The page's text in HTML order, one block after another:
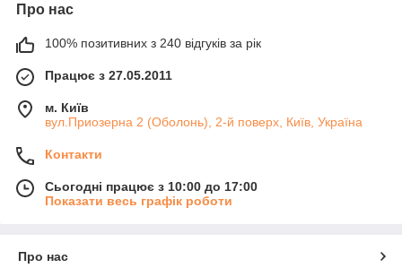
Про нас
100% позитивних з 240 відгуків за рік
Працює з 27.05.2011
м. Київ
вул.Приозерна 2 (Оболонь), 2-й поверх, Київ, Україна
Контакти
Сьогодні працює з 10:00 до 17:00
Показати весь графік роботи
Про нас